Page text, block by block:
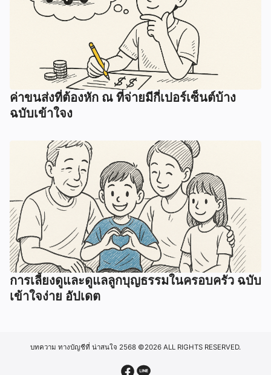
ค่าขนส่งที่ต้องหัก ณ ที่จ่ายมีกี่เปอร์เซ็นต์บ้าง
ฉบับเข้าใจง
การเลี้ยงดูและดูแลลูกบุญธรรมในครอบครัว ฉบับ
เข้าใจง่าย อัปเดต
บทความ ทางบัญชีที่ น่าสนใจ 2568 ©2026 ALL RIGHTS RESERVED.